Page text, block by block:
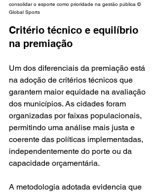
consolidar o esporte como prioridade na gestão pública ©
Global Sports
Critério técnico e equilíbrio
na premiação
Um dos diferenciais da premiação está
na adoção de critérios técnicos que
garantem maior equidade na avaliação
dos municípios. As cidades foram
organizadas por faixas populacionais,
permitindo uma análise mais justa e
coerente das políticas implementadas,
independentemente do porte ou da
capacidade orçamentária.
A metodologia adotada evidencia que